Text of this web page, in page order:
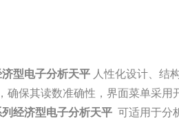
型电子分析天平 人性化设计、结
确保其读数准确性，界面菜单采
经济型电子分析天平 可适用于分